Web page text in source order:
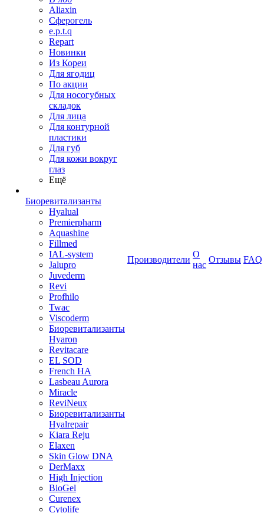
Aliaxin
Сферогель
e.p.t.q
Repart
Новинки
Из Кореи
Для ягодиц
По акции
Для носогубных
складок
Для лица
Для контурной
пластики
Для губ
Для кожи вокруг
глаз
Ещё
Биоревитализанты
Hyalual
Premierpharm
Aquashine
Fillmed
IAL-system
Jalupro
Juvederm
Revi
Profhilo
Twac
Viscoderm
Биоревитализанты
Hyaron
Revitacare
EL SOD
French HA
Lasbeau Aurora
Miracle
ReviNeux
Биоревитализанты
Hyalrepair
Kiara Reju
Elaxen
Skin Glow DNA
DerMaxx
High Injection
BioGel
Curenex
Cytolife
Производители
О
нас
Отзывы FAQ